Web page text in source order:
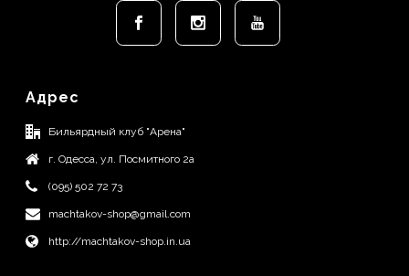
Адрес
Бильярдный клуб "Арена"
г. Одесса, ул. Посмитного 2а
(095) 502 72 73
machtakov-shop@gmail.com
http://machtakov-shop.in.ua